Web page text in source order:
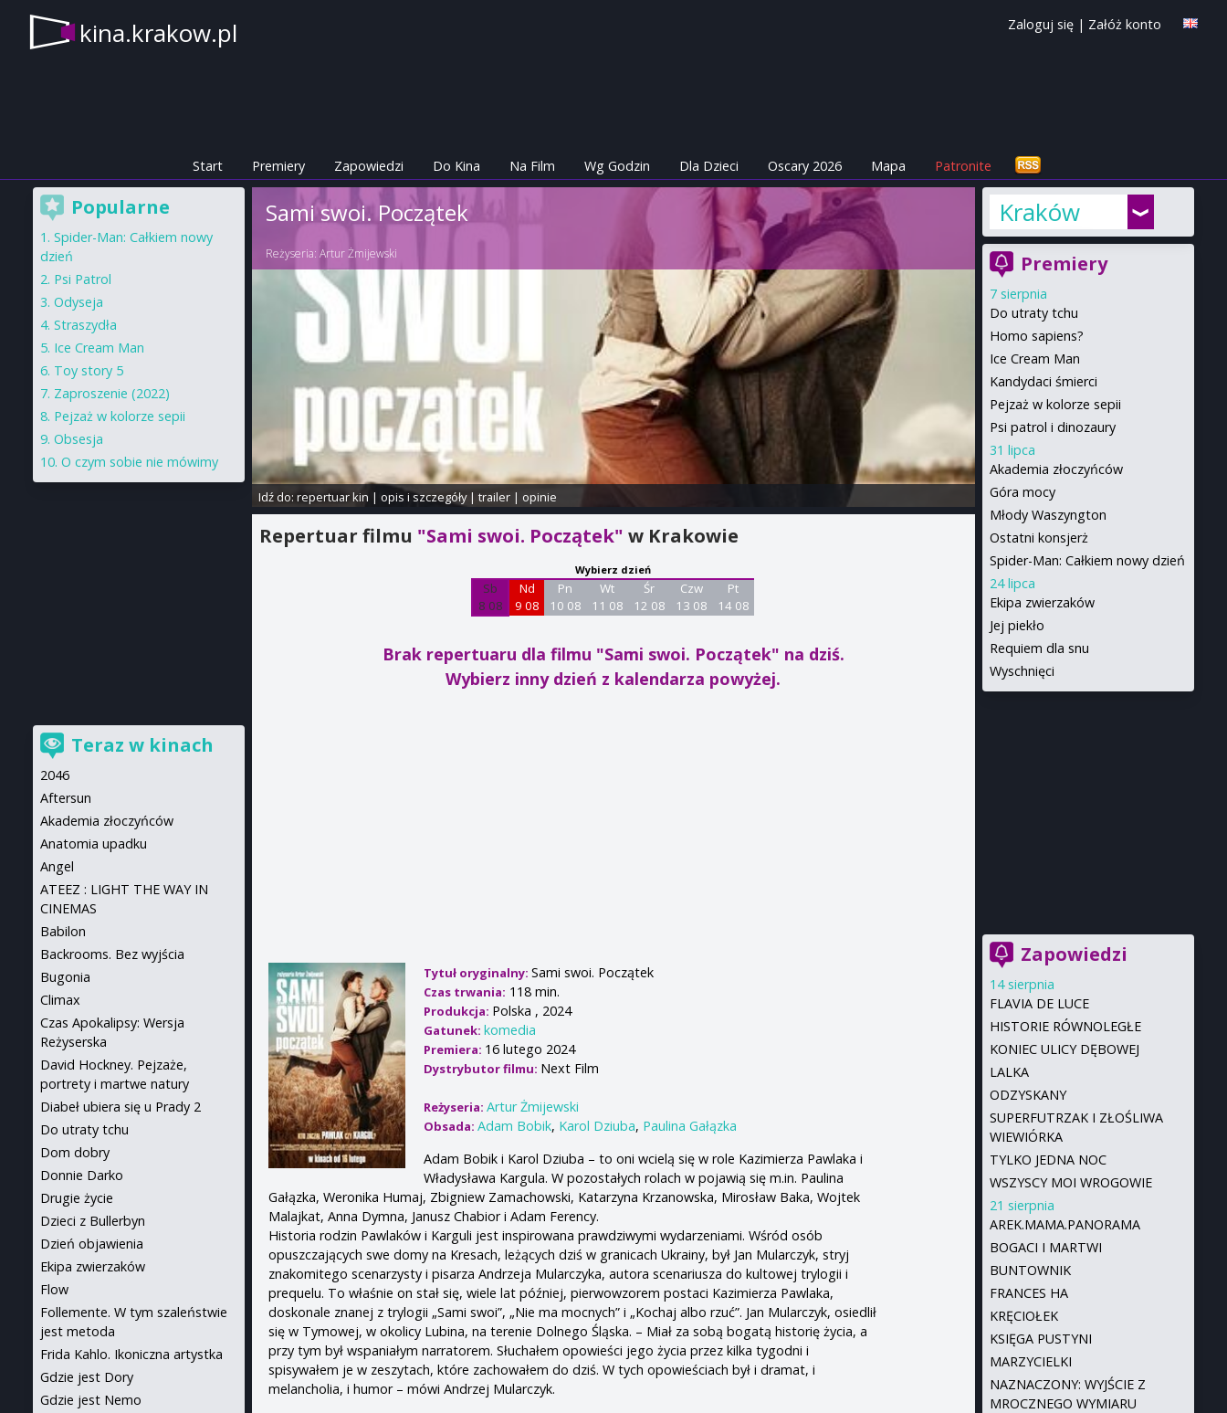
kina.krakow.pl Zaloguj się | Załóż konto
Start Premiery Zapowiedzi Do Kina Na Film Wg Godzin Dla Dzieci Oscary 2026 Mapa Patronite
Sami swoi. Początek
Reżyseria:Artur Żmijewski
Idź do: repertuar kin | opis i szczegóły| trailer| opinie
Repertuar filmu "Sami swoi. Początek"w Krakowie
Wybierz dzień
Sb
8 08
Nd
9 08
Pn
10 08
Wt
11 08
Śr
12 08
Czw
13 08
Pt
14 08
Brak repertuaru dla filmu "Sami swoi. Początek" na dziś.
Wybierz inny dzień z kalendarza powyżej.
Tytuł oryginalny:Sami swoi. Początek
Czas trwania: 118 min.
Produkcja: Polska , 2024
Gatunek:komedia
Premiera: 16 lutego 2024
Dystrybutor filmu: Next Film
Reżyseria:Artur Żmijewski
Obsada:Adam Bobik, Karol Dziuba, Paulina Gałązka
Adam Bobik i Karol Dziuba – to oni wcielą się w role Kazimierza Pawlaka i
Władysława Kargula. W pozostałych rolach w pojawią się m.in. Paulina
Gałązka, Weronika Humaj, Zbigniew Zamachowski, Katarzyna Krzanowska, Mirosław Baka, Wojtek
Malajkat, Anna Dymna, Janusz Chabior i Adam Ferency.
Historia rodzin Pawlaków i Karguli jest inspirowana prawdziwymi wydarzeniami. Wśród osób
opuszczających swe domy na Kresach, leżących dziś w granicach Ukrainy, był Jan Mularczyk, stryj
znakomitego scenarzysty i pisarza Andrzeja Mularczyka, autora scenariusza do kultowej trylogii i
prequelu. To właśnie on stał się, wiele lat później, pierwowzorem postaci Kazimierza Pawlaka,
doskonale znanej z trylogii „Sami swoi”, „Nie ma mocnych” i „Kochaj albo rzuć”. Jan Mularczyk, osiedlił
się w Tymowej, w okolicy Lubina, na terenie Dolnego Śląska. – Miał za sobą bogatą historię życia, a
przy tym był wspaniałym narratorem. Słuchałem opowieści jego życia przez kilka tygodni i
spisywałem je w zeszytach, które zachowałem do dziś. W tych opowieściach był i dramat, i
melancholia, i humor – mówi Andrzej Mularczyk.
Kraków
Premiery
7 sierpnia
Do utraty tchu
Homo sapiens?
Ice Cream Man
Kandydaci śmierci
Pejzaż w kolorze sepii
Psi patrol i dinozaury
31 lipca
Akademia złoczyńców
Góra mocy
Młody Waszyngton
Ostatni konsjerż
Spider-Man: Całkiem nowy dzień
24 lipca
Ekipa zwierzaków
Jej piekło
Requiem dla snu
Wyschnięci
Zapowiedzi
14 sierpnia
FLAVIA DE LUCE
HISTORIE RÓWNOLEGŁE
KONIEC ULICY DĘBOWEJ
LALKA
ODZYSKANY
SUPERFUTRZAK I ZŁOŚLIWA
WIEWIÓRKA
TYLKO JEDNA NOC
WSZYSCY MOI WROGOWIE
21 sierpnia
AREK.MAMA.PANORAMA
BOGACI I MARTWI
BUNTOWNIK
FRANCES HA
KRĘCIOŁEK
KSIĘGA PUSTYNI
MARZYCIELKI
NAZNACZONY: WYJŚCIE Z
MROCZNEGO WYMIARU
Popularne
Spider-Man: Całkiem nowy
dzień
Psi Patrol
Odyseja
Straszydła
Ice Cream Man
Toy story 5
Zaproszenie (2022)
Pejzaż w kolorze sepii
Obsesja
O czym sobie nie mówimy
Teraz w kinach
2046
Aftersun
Akademia złoczyńców
Anatomia upadku
Angel
ATEEZ : LIGHT THE WAY IN
CINEMAS
Babilon
Backrooms. Bez wyjścia
Bugonia
Climax
Czas Apokalipsy: Wersja
Reżyserska
David Hockney. Pejzaże,
portrety i martwe natury
Diabeł ubiera się u Prady 2
Do utraty tchu
Dom dobry
Donnie Darko
Drugie życie
Dzieci z Bullerbyn
Dzień objawienia
Ekipa zwierzaków
Flow
Follemente. W tym szaleństwie
jest metoda
Frida Kahlo. Ikoniczna artystka
Gdzie jest Dory
Gdzie jest Nemo